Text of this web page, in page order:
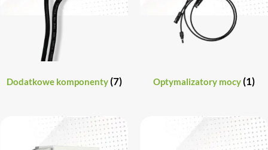
Dodatkowe komponenty (7) Optymalizatory mocy (1)